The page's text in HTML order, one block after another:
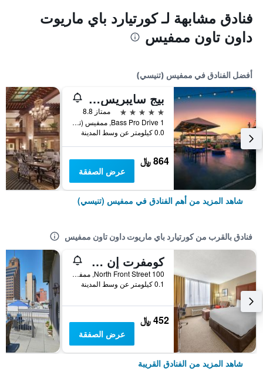
فنادق مشابهة لـ كورتيارد باي ماريوت
داون تاون ممفيس
أفضل الفنادق في ممفيس (تنيسي)
بيج سايبريس لودج
5 نجوم
ممتاز 8.8
1 Bass Pro Drive, ممفيس (تنيسي), TN, الولايات المتحدة الأميريكية
0.0 كيلومتر عن وسط المدينة
864 ﷼
عرض الصفقة
شاهد المزيد من أهم الفنادق في ممفيس (تنيسي)
فنادق بالقرب من كورتيارد باي ماريوت داون تاون ممفيس
كومفرت إن ميمفيس داون تاون
100 North Front Street, ممفيس (تنيسي), TN, الولايات المتحدة الأميريكية
0.1 كيلومتر عن وسط المدينة
452 ﷼
عرض الصفقة
شاهد المزيد من الفنادق القريبة